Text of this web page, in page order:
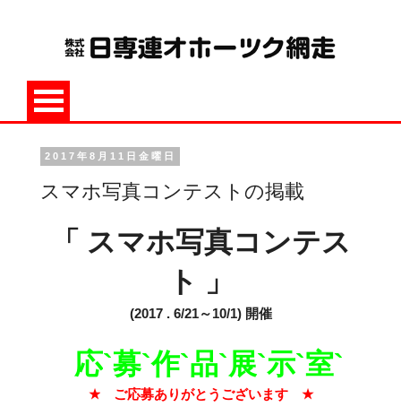
2017年8月11日金曜日
スマホ写真コンテストの掲載
「 スマホ写真コンテス
ト
」
(2017 . 6/21～10/1) 開催
応`募`作`品`展`示`室`
★ご応募ありがとうございます ★